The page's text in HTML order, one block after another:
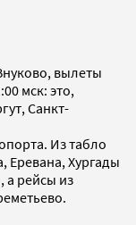
вылеты
мск: это,
Санкт-
Из табло
Еревана, Хургады
а рейсы из